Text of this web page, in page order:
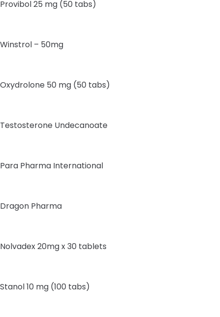
Provibol 25 mg (50 tabs)
Winstrol – 50mg
Oxydrolone 50 mg (50 tabs)
Testosterone Undecanoate
Para Pharma International
Dragon Pharma
Nolvadex 20mg x 30 tablets
Stanol 10 mg (100 tabs)